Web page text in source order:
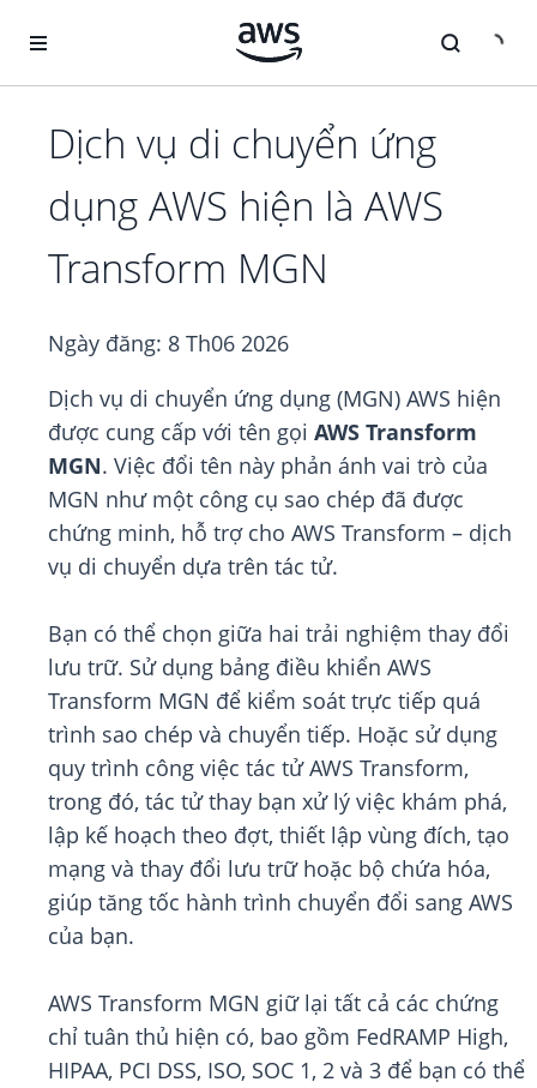
Dịch vụ di chuyển ứng
dụng AWS hiện là AWS
Transform MGN
Ngày đăng: 8 Th06 2026
Dịch vụ di chuyển ứng dụng (MGN) AWS hiện
được cung cấp với tên gọi AWS Transform
MGN. Việc đổi tên này phản ánh vai trò của
MGN như một công cụ sao chép đã được
chứng minh, hỗ trợ cho AWS Transform – dịch
vụ di chuyển dựa trên tác tử.
Bạn có thể chọn giữa hai trải nghiệm thay đổi
lưu trữ. Sử dụng bảng điều khiển AWS
Transform MGN để kiểm soát trực tiếp quá
trình sao chép và chuyển tiếp. Hoặc sử dụng
quy trình công việc tác tử AWS Transform,
trong đó, tác tử thay bạn xử lý việc khám phá,
lập kế hoạch theo đợt, thiết lập vùng đích, tạo
mạng và thay đổi lưu trữ hoặc bộ chứa hóa,
giúp tăng tốc hành trình chuyển đổi sang AWS
của bạn.
AWS Transform MGN giữ lại tất cả các chứng
chỉ tuân thủ hiện có, bao gồm FedRAMP High,
HIPAA, PCI DSS, ISO, SOC 1, 2 và 3 để bạn có thể